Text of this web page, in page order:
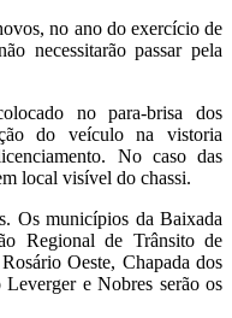
no ano do exercício de
necessitarão passar pela
no para-brisa dos
do veículo na vistoria
No caso das
local visível do chassi.
Os municípios da Baixada
Regional de Trânsito de
Oeste, Chapada dos
e Nobres serão os